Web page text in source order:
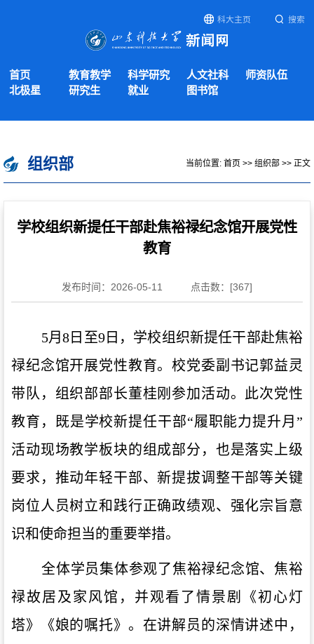
科大主页 搜索
首页 教育教学 科学研究 人文社科
师资队伍
北极星
研究生 就业 图书馆
组织部 当前位置: 首页 >> 组织部 >> 正文
学校组织新提任干部赴焦裕禄纪念馆开展党性
教育
发布时间：2026-05-11 点击数：[367]
5月8日至9日，学校组织新提任干部赴焦裕
禄纪念馆开展党性教育。校党委副书记郭益灵
带队，组织部部长董桂刚参加活动。此次党性
教育，既是学校新提任干部“履职能力提升月”
活动现场教学板块的组成部分，也是落实上级
要求，推动年轻干部、新提拔调整干部等关键
岗位人员树立和践行正确政绩观、强化宗旨意
识和使命担当的重要举措。
全体学员集体参观了焦裕禄纪念馆、焦裕
禄故居及家风馆，并观看了情景剧《初心灯
塔》《娘的嘱托》。在讲解员的深情讲述中，